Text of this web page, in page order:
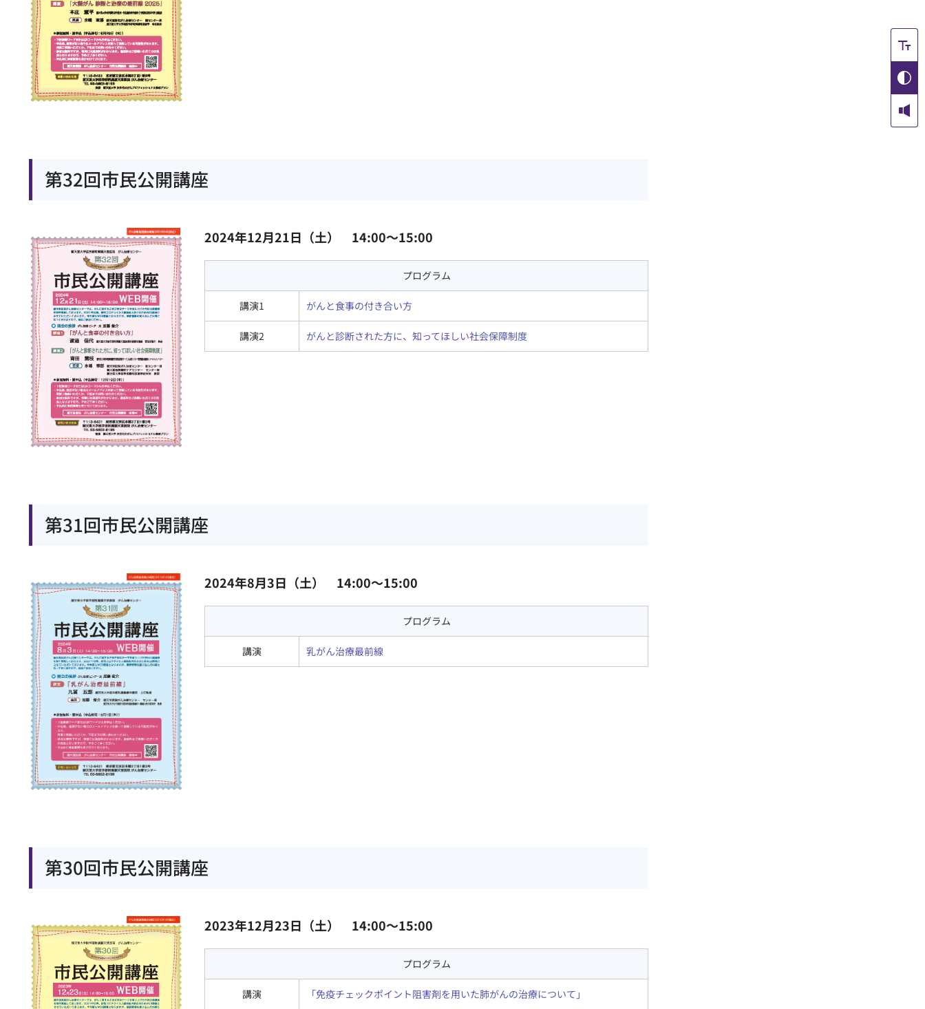
第32回市民公開講座
2024年12月21日（土） 14:00～15:00
プログラム
講演1 がんと食事の付き合い方
講演2 がんと診断された方に、知ってほしい社会保障制度
第31回市民公開講座
2024年8月3日（土） 14:00～15:00
プログラム
講演 乳がん治療最前線
第30回市民公開講座
2023年12月23日（土） 14:00～15:00
プログラム
講演 「免疫チェックポイント阻害剤を用いた肺がんの治療について」